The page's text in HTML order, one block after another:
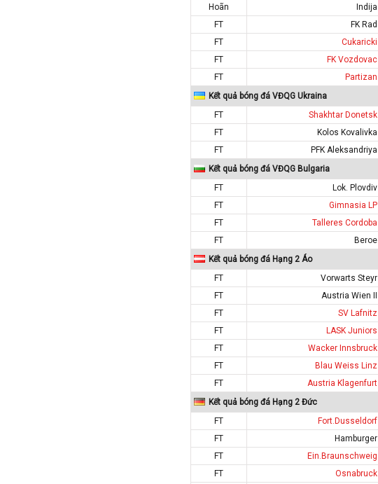
Hoãn
Indija
FT
FK Rad
FT
Cukaricki
FT
FK Vozdovac
FT
Partizan
Kết quả bóng đá VĐQG Ukraina
FT
Shakhtar Donetsk
FT
Kolos Kovalivka
FT
PFK Aleksandriya
Kết quả bóng đá VĐQG Bulgaria
FT
Lok. Plovdiv
FT
Gimnasia LP
FT
Talleres Cordoba
FT
Beroe
Kết quả bóng đá Hạng 2 Áo
FT
Vorwarts Steyr
FT
Austria Wien II
FT
SV Lafnitz
FT
LASK Juniors
FT
Wacker Innsbruck
FT
Blau Weiss Linz
FT
Austria Klagenfurt
Kết quả bóng đá Hạng 2 Đức
FT
Fort.Dusseldorf
FT
Hamburger
FT
Ein.Braunschweig
FT
Osnabruck